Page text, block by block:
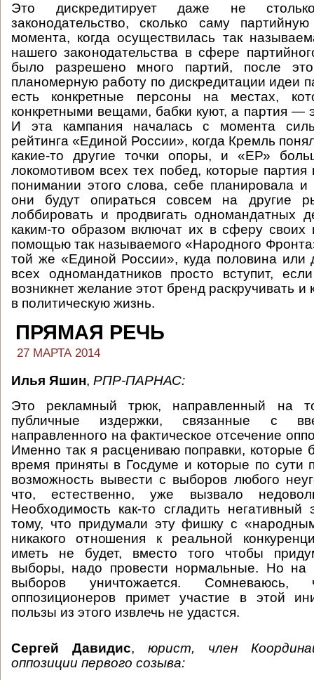
Это дискредитирует даже не столько
законодательство, сколько саму
момента, когда осуществилась так
нашего законодательства в сфере
было разрешено много партий, после
планомерную работу по дискредитации идеи
есть конкретные персоны на местах,
конкретными вещами, бабки куют, а партия —
И эта кампания началась с момента
рейтинга «Единой России», когда Кремль
какие-то другие точки опоры, и «ЕР»
локомотивом всех тех побед, которые
понимании этого слова, себе планировала и
они будут опираться совсем на другие
лоббировать и продвигать одномандатных
каким-то образом включат их в сферу своих
помощью так называемого «Народного
той же «Единой России», куда половина или
всех одномандатников просто вступит,
возникнет желание этот бренд раскручивать и
в политическую жизнь.
ПРЯМАЯ РЕЧЬ
27 МАРТА 2014
Илья Яшин, РПР-ПАРНАС:
Это рекламный трюк, направленный на
публичные издержки, связанные с
направленного на фактическое отсечение
Именно так я расцениваю поправки, которые
время приняты в Госдуме и которые по сути
возможность вывести с выборов любого
что, естественно, уже вызвало
Необходимость как-то сгладить
тому, что придумали эту фишку с
никакого отношения к реальной
иметь не будет, вместо того чтобы
выборы, надо провести нормальные. Но на
выборов уничтожается.
оппозиционеров примет участие в этой
пользы из этого извлечь не удастся.
Сергей Давидис, юрист, член
оппозиции первого созыва: